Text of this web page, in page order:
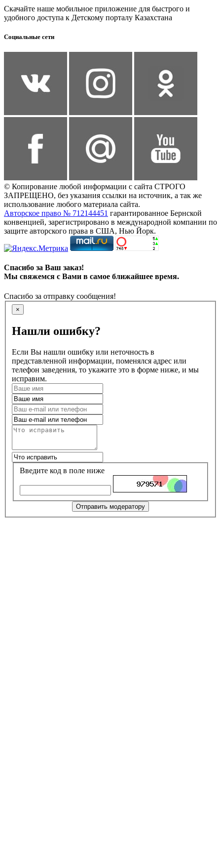
Скачайте наше мобильное приложение для быстрого и
удобного доступа к Детскому порталу Казахстана
Социальные сети
© Копирование любой информации с сайта СТРОГО
ЗАПРЕЩЕНО, без указания ссылки на источник, а так же
использование любого материала сайта.
Авторское право № 712144451 гарантированное Бернской
конвенцией, зарегистрировано в международной компании по
защите авторского права в США, Нью Йорк.
Спасибо за Ваш заказ!
Мы свяжемся с Вами в самое ближайшее время.
Спасибо за отправку сообщения!
×
Нашли ошибку?
Если Вы нашли ошибку или неточность в
представленной информации, поменялся адрес или
телефон заведения, то укажите это в форме ниже, и мы
исправим.
Введите код в поле ниже
Отправить модератору